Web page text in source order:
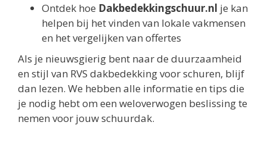
Ontdek hoe Dakbedekkingschuur.nl je kan
helpen bij het vinden van lokale vakmensen
en het vergelijken van offertes
Als je nieuwsgierig bent naar de duurzaamheid
en stijl van RVS dakbedekking voor schuren, blijf
dan lezen. We hebben alle informatie en tips die
je nodig hebt om een weloverwogen beslissing te
nemen voor jouw schuurdak.